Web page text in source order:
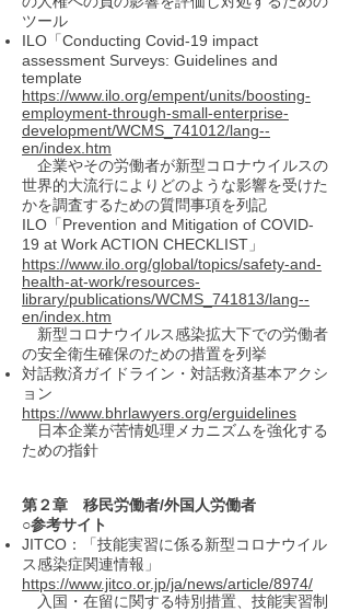
ツール
ILO「Conducting Covid-19 impact
assessment Surveys: Guidelines and
template
https://www.ilo.org/empent/units/boosting-
employment-through-small-enterprise-
development/WCMS_741012/lang--
en/index.htm
企業やその労働者が新型コロナウイルスの
世界的大流行によりどのような影響を受けた
かを調査するための質問事項を列記
ILO「Prevention and Mitigation of COVID-
19 at Work ACTION CHECKLIST」
https://www.ilo.org/global/topics/safety-and-
health-at-work/resources-
library/publications/WCMS_741813/lang--
en/index.htm
新型コロナウイルス感染拡大下での労働者
の安全衛生確保のための措置を列挙
対話救済ガイドライン・対話救済基本アクシ
ョン
https://www.bhrlawyers.org/erguidelines
日本企業が苦情処理メカニズムを強化する
ための指針
第２章 移民労働者/外国人労働者
○参考サイト
JITCO：「技能実習に係る新型コロナウイル
ス感染症関連情報」
https://www.jitco.or.jp/ja/news/article/8974/
入国・在留に関する特別措置、技能実習制